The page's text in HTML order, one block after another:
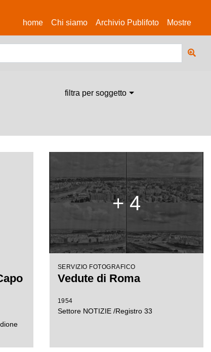
home(current)
Chi siamo Archivio Publifoto Mostre
filtra per soggetto
+ 4
SERVIZIO FOTOGRAFICO
Vedute di Roma
1954
Settore NOTIZIE /Registro 33